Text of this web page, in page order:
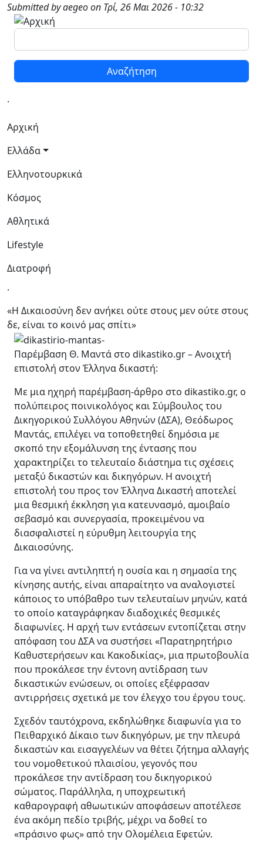
Παράκαμψη προς το κυρίως περιεχόμενο
Submitted byaegeoon Τρί, 26 Μαι 2026 - 10:32
Αναζήτηση
.
Κεντρική πλοήγηση
Αρχική
Ελλάδα
Ελληνοτουρκικά
Κόσμος
Αθλητικά
Lifestyle
Διατροφή
.
«Η Δικαιοσύνη δεν ανήκει ούτε στους μεν ούτε στους
δε, είναι το κοινό μας σπίτι»
Παρέμβαση Θ. Μαντά στο dikastiko.gr – Ανοιχτή
επιστολή στον Έλληνα δικαστή:
Με μια ηχηρή παρέμβαση-άρθρο στο dikastiko.gr, ο
πολύπειρος ποινικολόγος και Σύμβουλος του
Δικηγορικού Συλλόγου Αθηνών (ΔΣΑ), Θεόδωρος
Μαντάς, επιλέγει να τοποθετηθεί δημόσια με
σκοπό την εξομάλυνση της έντασης που
χαρακτηρίζει το τελευταίο διάστημα τις σχέσεις
μεταξύ δικαστών και δικηγόρων. Η ανοιχτή
επιστολή του προς τον Έλληνα Δικαστή αποτελεί
μια θεσμική έκκληση για κατευνασμό, αμοιβαίο
σεβασμό και συνεργασία, προκειμένου να
διασφαλιστεί η εύρυθμη λειτουργία της
Δικαιοσύνης.
Για να γίνει αντιληπτή η ουσία και η σημασία της
κίνησης αυτής, είναι απαραίτητο να αναλογιστεί
κάποιος το υπόβαθρο των τελευταίων μηνών, κατά
το οποίο καταγράφηκαν διαδοχικές θεσμικές
διαφωνίες. Η αρχή των εντάσεων εντοπίζεται στην
απόφαση του ΔΣΑ να συστήσει «Παρατηρητήριο
Καθυστερήσεων και Κακοδικίας», μια πρωτοβουλία
που προκάλεσε την έντονη αντίδραση των
δικαστικών ενώσεων, οι οποίες εξέφρασαν
αντιρρήσεις σχετικά με τον έλεγχο του έργου τους.
Σχεδόν ταυτόχρονα, εκδηλώθηκε διαφωνία για το
Πειθαρχικό Δίκαιο των δικηγόρων, με την πλευρά
δικαστών και εισαγγελέων να θέτει ζήτημα αλλαγής
του νομοθετικού πλαισίου, γεγονός που
προκάλεσε την αντίδραση του δικηγορικού
σώματος. Παράλληλα, η υποχρεωτική
καθαρογραφή αθωωτικών αποφάσεων αποτέλεσε
ένα ακόμη πεδίο τριβής, μέχρι να δοθεί το
«πράσινο φως» από την Ολομέλεια Εφετών.